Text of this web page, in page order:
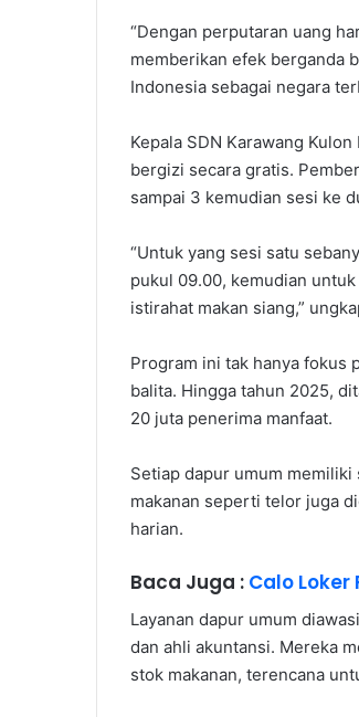
“Dengan perputaran uang
memberikan efek berganda
Indonesia sebagai negara
Kepala SDN Karawang
bergizi secara gratis.
sampai 3 kemudian sesi ke
“Untuk yang sesi satu
pukul 09.00, kemudian
istirahat makan siang,”
Program ini tak hanya fokus
balita. Hingga tahun 2025,
20 juta penerima manfaat.
Setiap dapur umum
makanan seperti telor juga
harian.
Baca Juga : Calo
Layanan dapur umum
dan ahli akuntansi. Mereka
stok makanan, terencana